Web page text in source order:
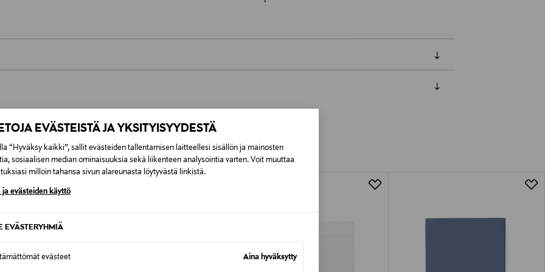
EVÄSTEISTÄ JA YKSITYISYYDESTÄ
“Hyväksy kaikki”, sallit evästeiden tallentamisen laitteellesi sisällön ja mainosten
sosiaalisen median ominaisuuksia sekä liikenteen analysointia varten. Voit muuttaa
milloin tahansa sivun alareunasta löytyvästä linkistä.
ja evästeiden käyttö
EVÄSTERYHMIÄ
evästeet Aina hyväksytty
0,00 € – 4,90 €
7,90 €–50,00 € kuljetusyhtiöstä ja tuotteen koosta riippuen
Alk. 6,90 €, kun toimitus on saatavilla valittuun osoitteeseen.
tilaukseesi. Voit palauttaa tilaamasi tuotteen 30 vuorokauden kuluessa tuotteen vastaanottamisesta.
ilmoittaa palautuksesta etukäteen.
NÄISTÄ